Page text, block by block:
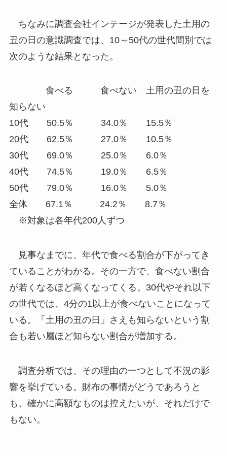
ちなみに調査会社インテージが発表した土用の
丑の日の意識調査では、10～50代の世代間別では
次のような結果となった。
食べる 食べない 土用の丑の日を
知らない
10代 50.5％ 34.0％ 15.5％
20代 62.5％ 27.0％ 10.5％
30代 69.0％ 25.0％ 6.0％
40代 74.5％ 19.0％ 6.5％
50代 79.0％ 16.0％ 5.0％
全体 67.1％ 24.2％ 8.7％
※対象は各年代200人ずつ
見事なまでに、年代で食べる割合が下がってき
ていることがわかる。その一方で、食べない割合
が若くなるほど高くなってくる。30代やそれ以下
の世代では、4分の1以上が食べないことになって
いる。「土用の丑の日」さえも知らないという割
合も若い層ほど知らない割合が増加する。
調査分析では、その理由の一つとして不況の影
響を挙げている。財布の事情がどうであろうと
も、確かに高額なものは控えたいが、それだけで
もない。